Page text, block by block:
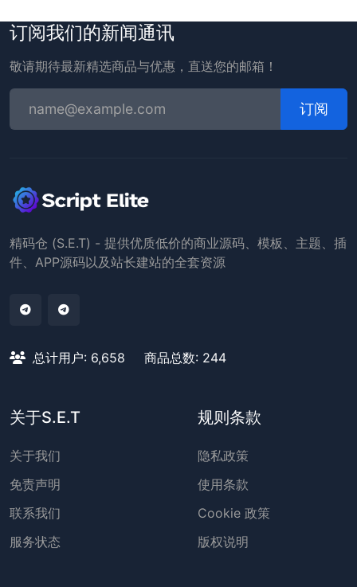
订阅我们的新闻通讯
敬请期待最新精选商品与优惠，直送您的邮箱！
订阅
精码仓 (S.E.T) - 提供优质低价的商业源码、模板、主题、插
件、APP源码以及站长建站的全套资源
总计用户: 6,658 商品总数: 244
关于S.E.T
关于我们
免责声明
联系我们
服务状态
规则条款
隐私政策
使用条款
Cookie 政策
版权说明